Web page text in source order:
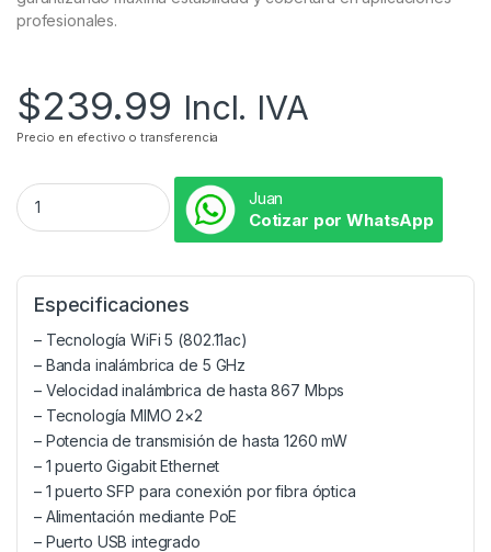
profesionales.
$239.99 Incl. IVA
Precio en efectivo o transferencia
Juan
Cotizar por WhatsApp
Especificaciones
– Tecnología WiFi 5 (802.11ac)
– Banda inalámbrica de 5 GHz
– Velocidad inalámbrica de hasta 867 Mbps
– Tecnología MIMO 2×2
– Potencia de transmisión de hasta 1260 mW
– 1 puerto Gigabit Ethernet
– 1 puerto SFP para conexión por fibra óptica
– Alimentación mediante PoE
– Puerto USB integrado